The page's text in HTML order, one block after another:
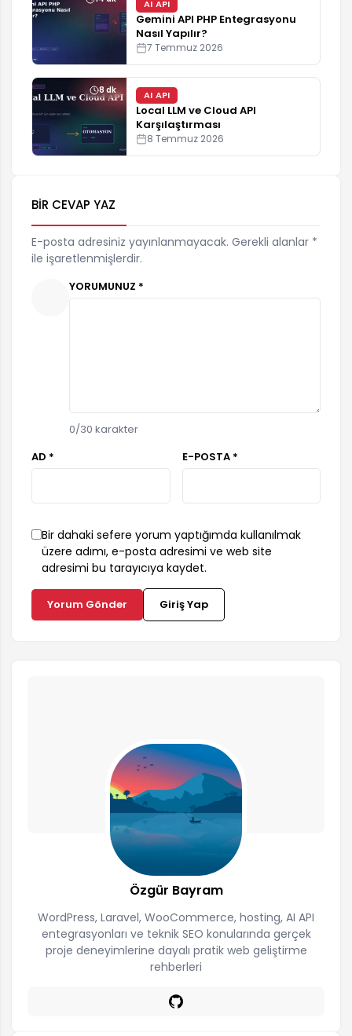
AI API
Gemini API PHP Entegrasyonu
Nasıl Yapılır?
7 Temmuz 2026
8 dk AI API
Local LLM ve Cloud API
Karşılaştırması
8 Temmuz 2026
BIR CEVAP YAZ
E-posta adresiniz yayınlanmayacak. Gerekli alanlar *
ile işaretlenmişlerdir.
YORUMUNUZ *
0/30 karakter
AD *
E-POSTA *
Bir dahaki sefere yorum yaptığımda kullanılmak
üzere adımı, e-posta adresimi ve web site
adresimi bu tarayıcıya kaydet.
Yorum Gönder Giriş Yap
Özgür Bayram
WordPress, Laravel, WooCommerce, hosting, AI API
entegrasyonları ve teknik SEO konularında gerçek
proje deneyimlerine dayalı pratik web geliştirme
rehberleri